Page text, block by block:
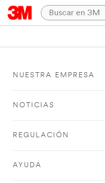
NUESTRA EMPRESA
NOTICIAS
REGULACIÓN
AYUDA